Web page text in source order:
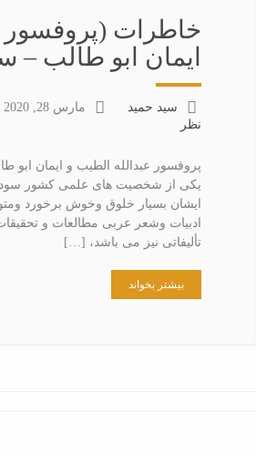
خاطرات (پروفسور
ایمان ابو طالب –
سید حمید مارس 28, 2020
نظر
پروفسور عبدالله الطیب و ایمان
یکی از شخصیت های علمی کشور
ایشان بسیار خلوق وخوش برخورد
ادبیات وشعر عربی مطالعات و
تألیفاتی نیز می باشد، […]
بیشتر بخواند